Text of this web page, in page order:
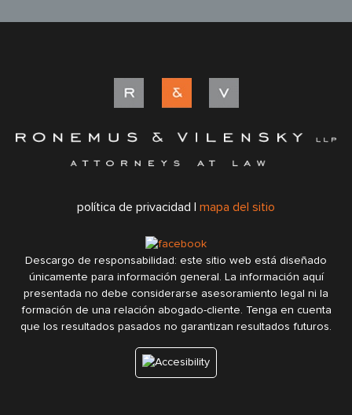
política de privacidad | mapa del sitio
Descargo de responsabilidad: este sitio web está diseñado
únicamente para información general. La información aquí
presentada no debe considerarse asesoramiento legal ni la
formación de una relación abogado-cliente. Tenga en cuenta
que los resultados pasados no garantizan resultados futuros.